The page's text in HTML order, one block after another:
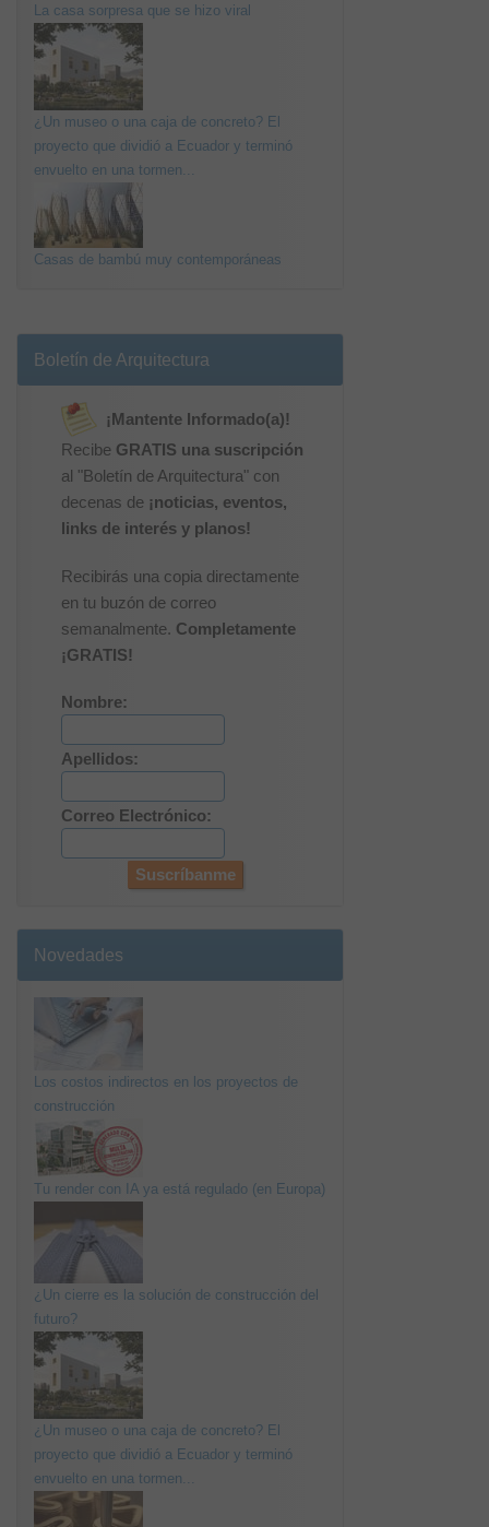
La casa sorpresa que se hizo viral
¿Un museo o una caja de concreto? El
proyecto que dividió a Ecuador y terminó
envuelto en una tormen...
Casas de bambú muy contemporáneas
Boletín de Arquitectura
¡Mantente Informado(a)!
Recibe GRATIS una suscripción
al "Boletín de Arquitectura" con
decenas de ¡noticias, eventos,
links de interés y planos!
Recibirás una copia directamente
en tu buzón de correo
semanalmente. Completamente
¡GRATIS!
Nombre:
Apellidos:
Correo Electrónico:
Novedades
Los costos indirectos en los proyectos de
construcción
Tu render con IA ya está regulado (en Europa)
¿Un cierre es la solución de construcción del
futuro?
¿Un museo o una caja de concreto? El
proyecto que dividió a Ecuador y terminó
envuelto en una tormen...